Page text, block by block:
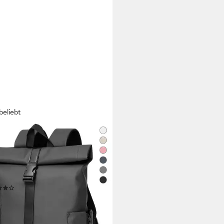
Rolltop Rucksack
Damen & Herren
Freizeitrucksack,
€
- in 3-4 Werktagen bei dir